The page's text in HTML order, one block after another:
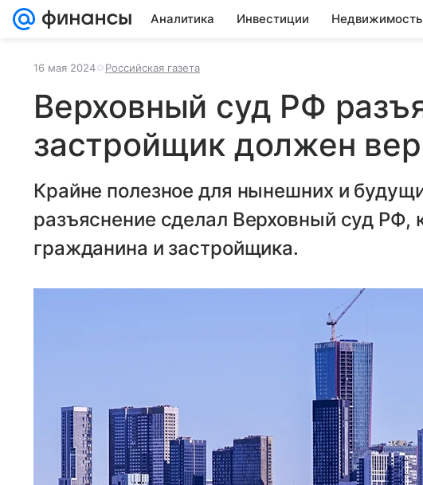
Аналитика Инвестиции Недвижимость
16 мая 2024 Российская газета
Верховный суд РФ
застройщик должен
Крайне полезное для нынешних и
разъяснение сделал Верховный суд РФ,
гражданина и застройщика.